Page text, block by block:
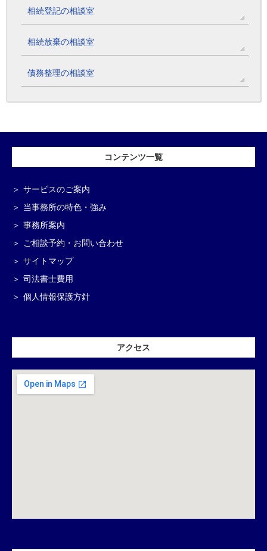
相続登記の相談室
相続放棄の相談室
債務整理の相談室
コンテンツ一覧
サービスのご案内
当事務所の特色・強み
事務所案内
ご相談予約・お問い合わせ
サイトマップ
司法書士費用
個人情報保護方針
アクセス